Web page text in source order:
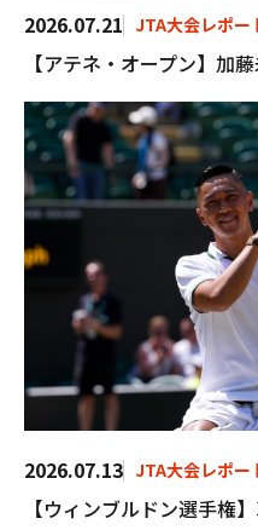
2026.07.21 JTA大会レポー
【アテネ・オープン】加
2026.07.13 JTA大会レポー
【ウィンブルドン選手権